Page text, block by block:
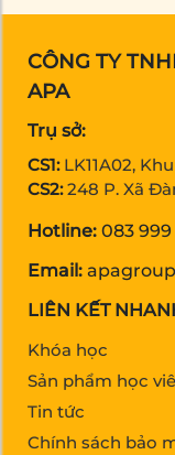
CÔNG TY
APA
Trụ sở:
CS1: LK11A02,
CS2: 248 P. Xã
Hotline: 083
Email:
LIÊN KẾT
Khóa học
Sản phẩm học
Tin tức
Chính sách bảo